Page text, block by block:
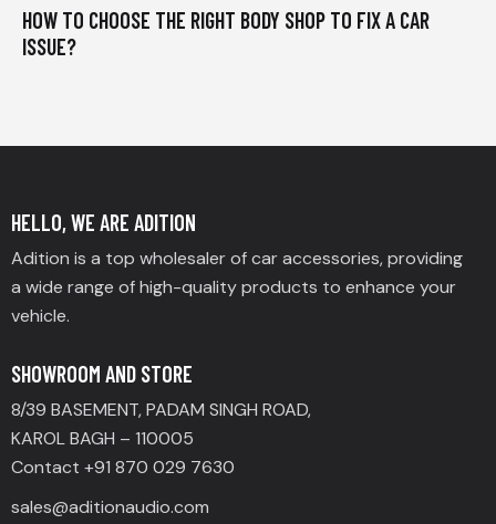
HOW TO CHOOSE THE RIGHT BODY SHOP TO FIX A CAR
ISSUE?
HELLO, WE ARE ADITION
Adition is a top wholesaler of car accessories, providing
a wide range of high-quality products to enhance your
vehicle.
SHOWROOM AND STORE
8/39 BASEMENT, PADAM SINGH ROAD,
KAROL BAGH – 110005
Contact +91 870 029 7630
sales@aditionaudio.com